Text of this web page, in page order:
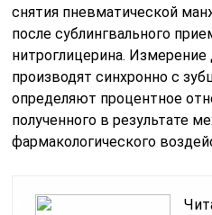
снятия пневматической
после сублингвального
нитроглицерина.
производят синхронно с
определяют процентное
полученного в результате
фармакологического